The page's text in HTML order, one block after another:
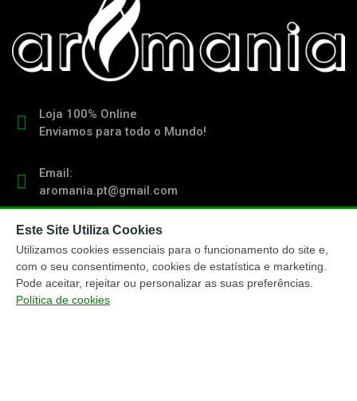
Loja 100% Online
Enviamos para todo o Mundo!
Email:
aromania.pt@gmail.com
Contacto:
(+351) 919 103 011
chamada para rede móvel nacional
Este Site Utiliza Cookies
Utilizamos cookies essenciais para o funcionamento do site e,
com o seu consentimento, cookies de estatística e marketing.
Pode aceitar, rejeitar ou personalizar as suas preferências.
Política de cookies